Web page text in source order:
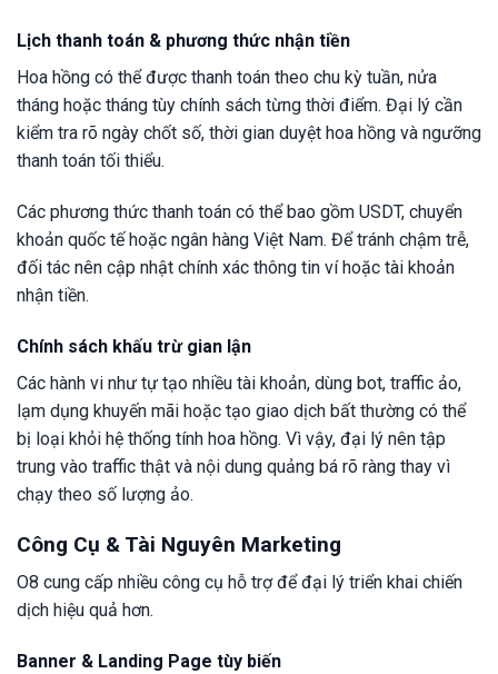
Lịch thanh toán & phương thức nhận tiền
Hoa hồng có thể được thanh toán theo chu kỳ tuần, nửa
tháng hoặc tháng tùy chính sách từng thời điểm. Đại lý cần
kiểm tra rõ ngày chốt số, thời gian duyệt hoa hồng và ngưỡng
thanh toán tối thiểu.
Các phương thức thanh toán có thể bao gồm USDT, chuyển
khoản quốc tế hoặc ngân hàng Việt Nam. Để tránh chậm trễ,
đối tác nên cập nhật chính xác thông tin ví hoặc tài khoản
nhận tiền.
Chính sách khấu trừ gian lận
Các hành vi như tự tạo nhiều tài khoản, dùng bot, traffic ảo,
lạm dụng khuyến mãi hoặc tạo giao dịch bất thường có thể
bị loại khỏi hệ thống tính hoa hồng. Vì vậy, đại lý nên tập
trung vào traffic thật và nội dung quảng bá rõ ràng thay vì
chạy theo số lượng ảo.
Công Cụ & Tài Nguyên Marketing
O8 cung cấp nhiều công cụ hỗ trợ để đại lý triển khai chiến
dịch hiệu quả hơn.
Banner & Landing Page tùy biến